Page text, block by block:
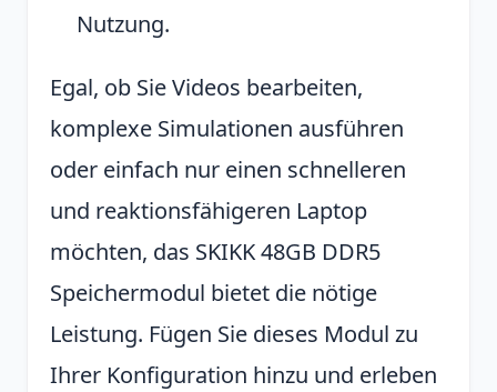
Nutzung.
Egal, ob Sie Videos bearbeiten,
komplexe Simulationen ausführen
oder einfach nur einen schnelleren
und reaktionsfähigeren Laptop
möchten, das SKIKK 48GB DDR5
Speichermodul bietet die nötige
Leistung. Fügen Sie dieses Modul zu
Ihrer Konfiguration hinzu und erleben